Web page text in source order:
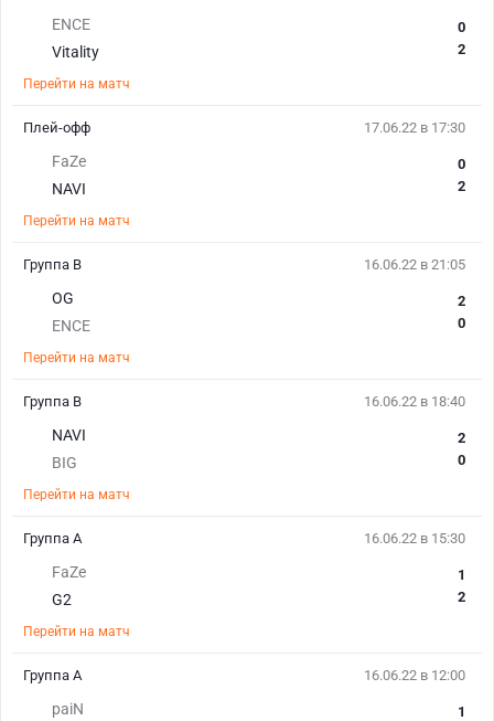
ENCE
Vitality
0
2
Перейти на матч
17.06.22 в 17:30
FaZe
NAVI
0
2
Перейти на матч
Плей-офф
16.06.22 в 21:05
OG
ENCE
2
0
Перейти на матч
Группа B
16.06.22 в 18:40
NAVI
BIG
2
0
Перейти на матч
Группа B
16.06.22 в 15:30
FaZe
G2
1
2
Перейти на матч
Группа А
16.06.22 в 12:00
paiN
1
Группа А